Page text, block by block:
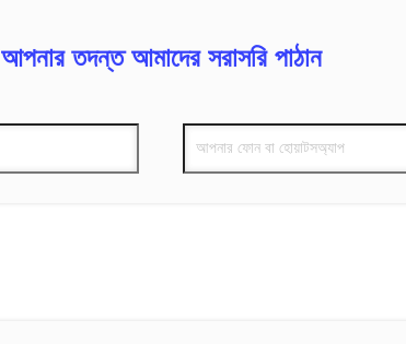
আপনার তদন্ত আমাদের সরাসরি পাঠান